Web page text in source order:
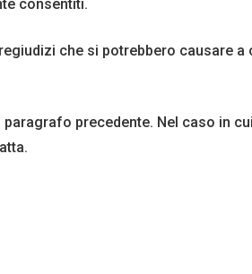
consentiti.
che si potrebbero causare a
precedente. Nel caso in